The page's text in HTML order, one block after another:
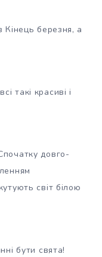
Кінець березня, а
такі красиві і
довго-
світ білою
бути свята!